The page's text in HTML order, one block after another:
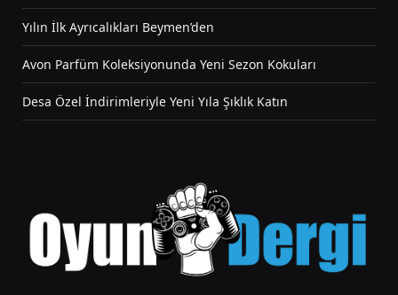
Yılın İlk Ayrıcalıkları Beymen’den
Avon Parfüm Koleksiyonunda Yeni Sezon Kokuları
Desa Özel İndirimleriyle Yeni Yıla Şıklık Katın